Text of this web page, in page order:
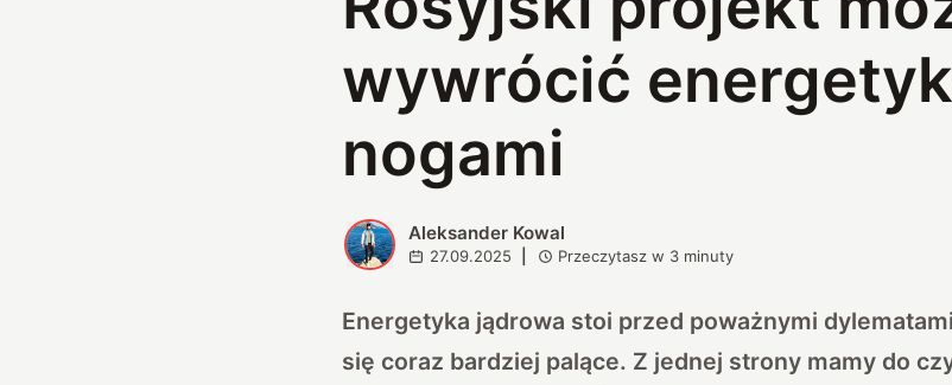
wywrócić
nogami
A Aleksander Kowal
27.09.2025 Przeczytasz w 3 minuty
Energetyka jądrowa stoi przed poważnymi
się coraz bardziej palące. Z jednej strony mamy do